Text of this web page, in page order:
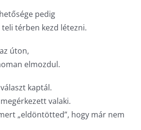
pedig
teli térben kezd létezni.
úton,
elmozdul.
kaptál.
valaki.
„eldöntötted”, hogy már nem